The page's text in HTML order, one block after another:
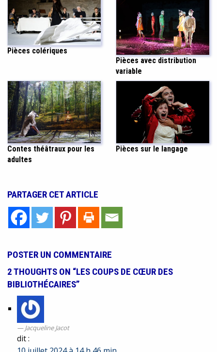
Pièces colériques
Pièces avec distribution
variable
Contes théâtraux pour les
adultes
Pièces sur le langage
PARTAGER CET ARTICLE
POSTER UN COMMENTAIRE
2 THOUGHTS ON “LES COUPS DE CŒUR DES
BIBLIOTHÉCAIRES”
Jacqueline Jacot
dit :